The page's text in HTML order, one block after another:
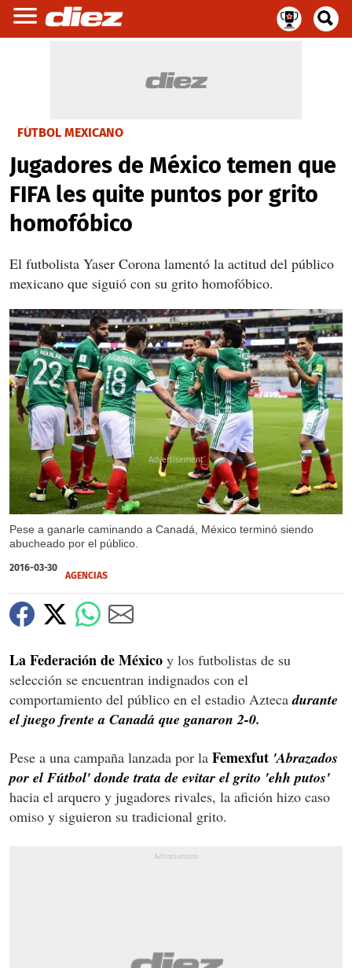
FÚTBOL MEXICANO
Jugadores de México temen que
FIFA les quite puntos por grito
homofóbico
El futbolista Yaser Corona lamentó la actitud del público
mexicano que siguió con su grito homofóbico.
Pese a ganarle caminando a Canadá, México terminó siendo
abucheado por el público.
X
2016-03-30
AGENCIAS
La Federación de México y los futbolistas de su
selección se encuentran indignados con el
comportamiento del público en el estadio Aztecadurante
el juego frente a Canadá que ganaron 2-0.
Pese a una campaña lanzada por la Femexfut 'Abrazados
por el Fútbol' donde trata de evitar el grito 'ehh putos'
hacia el arquero y jugadores rivales, la afición hizo caso
omiso y siguieron su tradicional grito.